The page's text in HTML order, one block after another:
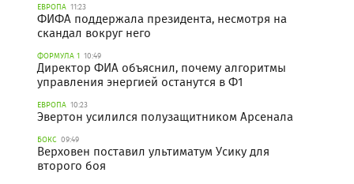
ЕВРОПА 11:23
ФИФА поддержала президента, несмотря на
скандал вокруг него
ФОРМУЛА 1 10:49
Директор ФИА объяснил, почему алгоритмы
управления энергией останутся в Ф1
ЕВРОПА 10:23
Эвертон усилился полузащитником Арсенала
БОКС 09:49
Верховен поставил ультиматум Усику для
второго боя